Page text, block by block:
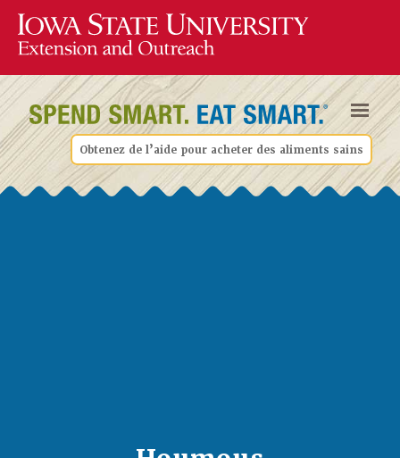
Obtenez de l’aide pour acheter des aliments sains